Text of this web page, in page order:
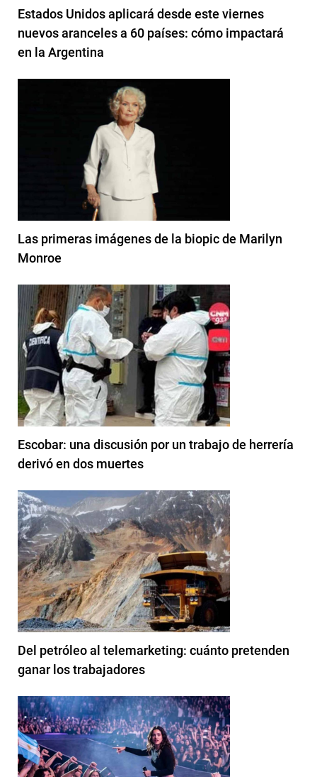
Estados Unidos aplicará desde este viernes
nuevos aranceles a 60 países: cómo impactará
en la Argentina
Las primeras imágenes de la biopic de Marilyn
Monroe
Escobar: una discusión por un trabajo de herrería
derivó en dos muertes
Del petróleo al telemarketing: cuánto pretenden
ganar los trabajadores